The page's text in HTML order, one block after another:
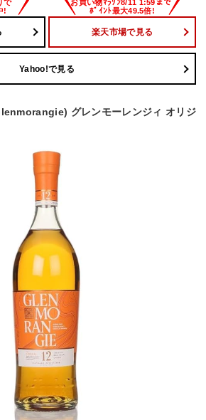
楽天市場で見る
Yahoo!で見る
グレンモーレンジィ オリジ